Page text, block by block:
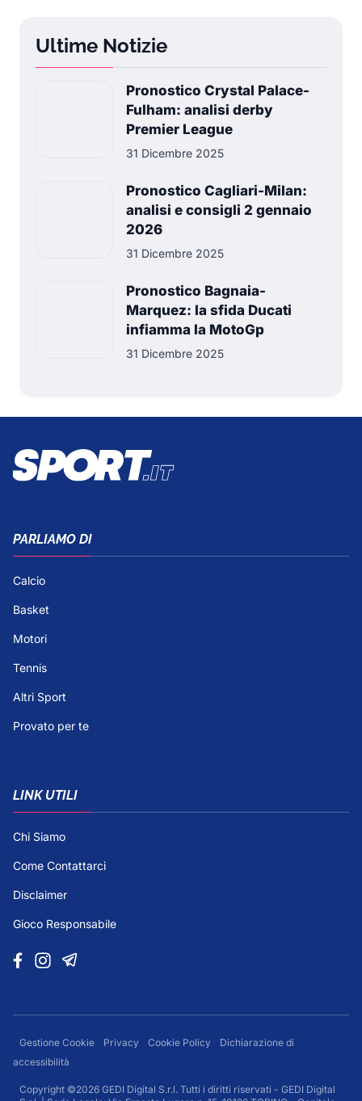
Ultime Notizie
Pronostico Crystal Palace-
Fulham: analisi derby
Premier League
31 Dicembre 2025
Pronostico Cagliari-Milan:
analisi e consigli 2 gennaio
2026
31 Dicembre 2025
Pronostico Bagnaia-
Marquez: la sfida Ducati
infiamma la MotoGp
31 Dicembre 2025
PARLIAMO DI
Calcio
Basket
Motori
Tennis
Altri Sport
Provato per te
LINK UTILI
Chi Siamo
Come Contattarci
Disclaimer
Gioco Responsabile
Gestione Cookie Privacy Cookie Policy
Dichiarazione di
accessibilità
Copyright ©2026 GEDI Digital S.r.l. Tutti i diritti riservati - GEDI Digital